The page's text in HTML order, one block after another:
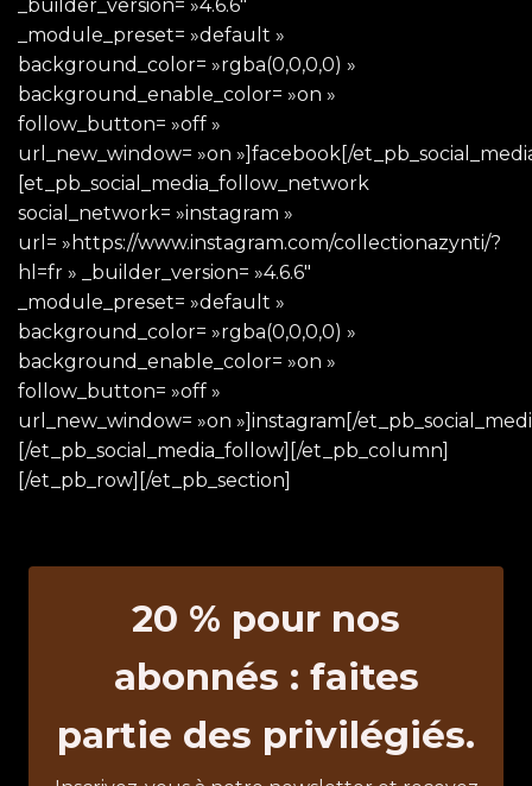
_builder_version= »4.6.6″
_module_preset= »default »
background_color= »rgba(0,0,0,0) »
background_enable_color= »on »
follow_button= »off »
url_new_window= »on »]facebook[/
[et_pb_social_media_follow_network
social_network= »instagram »
url= »https://www.instagram.com/collectionazynti/?
hl=fr » _builder_version= »4.6.6″
_module_preset= »default »
background_color= »rgba(0,0,0,0) »
background_enable_color= »on »
follow_button= »off »
url_new_window= »on »]instagram[/
[/et_pb_social_media_follow][/et_pb_column]
[/et_pb_row][/et_pb_section]
20 % pour nos
abonnés : faites
partie des privilégiés.